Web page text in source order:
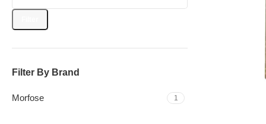
Filter By Brand
Morfose 1